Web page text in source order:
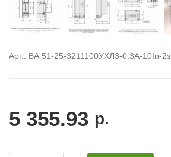
Арт.: ВА 51-25-3211100УХЛ3-0.3А-10In-2з
5 355.93 р.